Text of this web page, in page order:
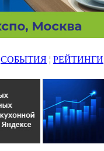
СОБЫТИЯ ¦ РЕЙТИНГИ